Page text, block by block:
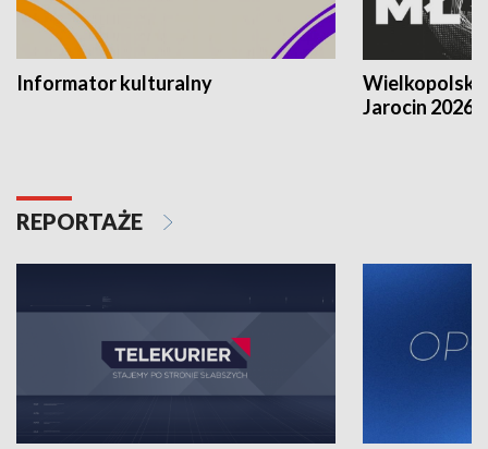
Informator kulturalny
Jarocin 2026
REPORTAŻE